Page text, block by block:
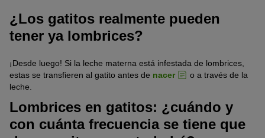
¿Los gatitos realmente pueden
tener ya lombrices?
¡Desde luego! Si la leche materna está infestada de lombrices,
estas se transfieren al gatito antes de nacer
o a través de la
leche.
Lombrices en gatitos: ¿cuándo y
con cuánta frecuencia se tiene que